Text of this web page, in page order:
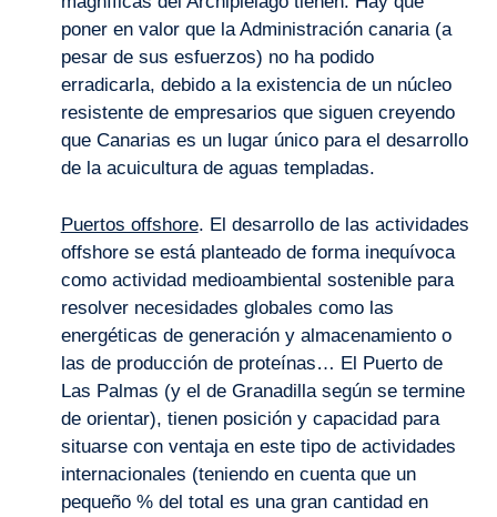
poner en valor que la Administración canaria (a
pesar de sus esfuerzos) no ha podido
erradicarla, debido a la existencia de un núcleo
resistente de empresarios que siguen creyendo
que Canarias es un lugar único para el desarrollo
de la acuicultura de aguas templadas.
Puertos offshore. El desarrollo de las actividades
offshore se está planteado de forma inequívoca
como actividad medioambiental sostenible para
resolver necesidades globales como las
energéticas de generación y almacenamiento o
las de producción de proteínas… El Puerto de
Las Palmas (y el de Granadilla según se termine
de orientar), tienen posición y capacidad para
situarse con ventaja en este tipo de actividades
internacionales (teniendo en cuenta que un
pequeño % del total es una gran cantidad en